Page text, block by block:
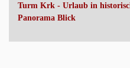
Turm Krk - Urlaub in
Panorama Blick